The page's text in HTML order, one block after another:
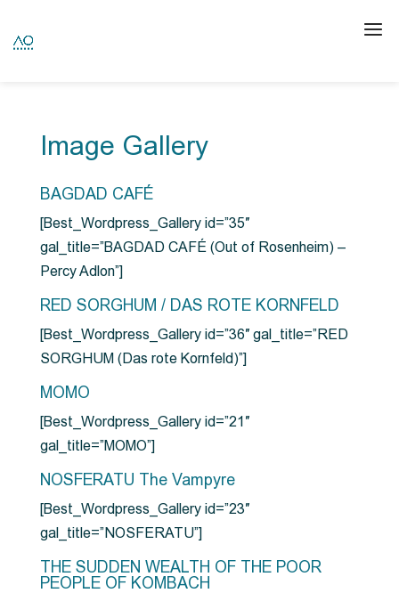
Image Gallery
BAGDAD CAFÉ
[Best_Wordpress_Gallery id=”35″
gal_title=”BAGDAD CAFÉ (Out of Rosenheim) –
Percy Adlon”]
RED SORGHUM / DAS ROTE KORNFELD
[Best_Wordpress_Gallery id=”36″ gal_title=”RED
SORGHUM (Das rote Kornfeld)”]
MOMO
[Best_Wordpress_Gallery id=”21″
gal_title=”MOMO”]
NOSFERATU The Vampyre
[Best_Wordpress_Gallery id=”23″
gal_title=”NOSFERATU”]
THE SUDDEN WEALTH OF THE POOR
PEOPLE OF KOMBACH